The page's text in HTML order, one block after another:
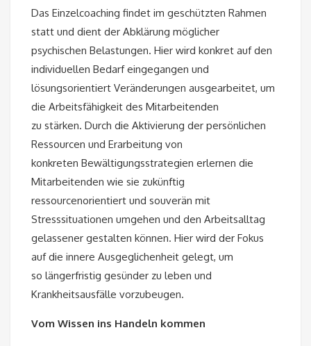
Das Einzelcoaching findet im geschützten Rahmen
statt und dient der Abklärung möglicher
psychischen Belastungen. Hier wird konkret auf den
individuellen Bedarf eingegangen und
lösungsorientiert Veränderungen ausgearbeitet, um
die Arbeitsfähigkeit des Mitarbeitenden
zu stärken. Durch die Aktivierung der persönlichen
Ressourcen und Erarbeitung von
konkreten Bewältigungsstrategien erlernen die
Mitarbeitenden wie sie zukünftig
ressourcenorientiert und souverän mit
Stresssituationen umgehen und den Arbeitsalltag
gelassener gestalten können. Hier wird der Fokus
auf die innere Ausgeglichenheit gelegt, um
so längerfristig gesünder zu leben und
Krankheitsausfälle vorzubeugen.
Vom Wissen ins Handeln kommen